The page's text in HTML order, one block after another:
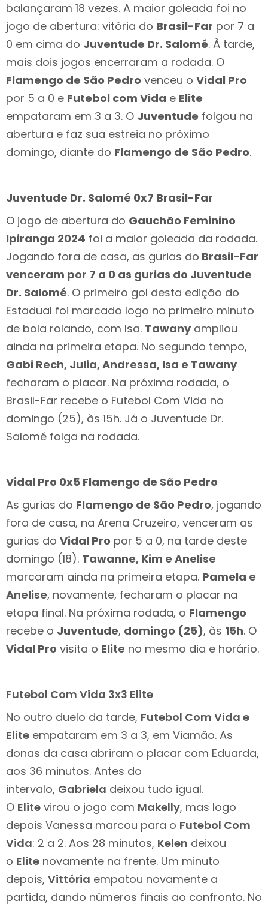
balançaram 18 vezes. A maior goleada foi no
jogo de abertura: vitória do Brasil-Far por 7 a
0 em cima do Juventude Dr. Salomé. À tarde,
mais dois jogos encerraram a rodada. O
Flamengo de São Pedro venceu o Vidal Pro
por 5 a 0 e Futebol com Vida e Elite
empataram em 3 a 3. O Juventude folgou na
abertura e faz sua estreia no próximo
domingo, diante do Flamengo de São Pedro.
Juventude Dr. Salomé 0x7 Brasil-Far
O jogo de abertura do Gauchão Feminino
Ipiranga 2024 foi a maior goleada da rodada.
Jogando fora de casa, as gurias do Brasil-Far
venceram por 7 a 0 as gurias do Juventude
Dr. Salomé. O primeiro gol desta edição do
Estadual foi marcado logo no primeiro minuto
de bola rolando, com Isa. Tawanyampliou
ainda na primeira etapa. No segundo tempo,
Gabi Rech, Julia, Andressa, Isa e Tawany
fecharam o placar. Na próxima rodada, o
Brasil-Far recebe o Futebol Com Vida no
domingo (25), às 15h. Já o Juventude Dr.
Salomé folga na rodada.
Vidal Pro 0x5 Flamengo de São Pedro
As gurias do Flamengo de São Pedro, jogando
fora de casa, na Arena Cruzeiro, venceram as
gurias do Vidal Pro por 5 a 0, na tarde deste
domingo (18). Tawanne, Kim e Anelise
marcaram ainda na primeira etapa. Pamela e
Anelise, novamente, fecharam o placar na
etapa final. Na próxima rodada, o Flamengo
recebe o Juventude, domingo (25), às 15h. O
Vidal Pro visita o Elite no mesmo dia e horário.
Futebol Com Vida 3x3 Elite
No outro duelo da tarde, Futebol Com Vida e
Elite empataram em 3 a 3, em Viamão. As
donas da casa abriram o placar com Eduarda,
aos 36 minutos. Antes do
intervalo, Gabriela deixou tudo igual.
O Elite virou o jogo com Makelly, mas logo
depois Vanessa marcou para o Futebol Com
Vida: 2 a 2. Aos 28 minutos, Kelen deixou
o Elite novamente na frente. Um minuto
depois, Vittória empatou novamente a
partida, dando números finais ao confronto. No